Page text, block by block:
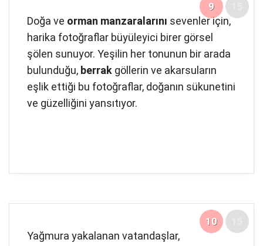
9
Doğa ve orman manzaralarını sevenler için,
harika fotoğraflar büyüleyici birer görsel
şölen sunuyor. Yeşilin her tonunun bir arada
bulunduğu, berrak göllerin ve akarsuların
eşlik ettiği bu fotoğraflar, doğanın sükunetini
ve güzelliğini yansıtıyor.
10
Yağmura yakalanan vatandaşlar,